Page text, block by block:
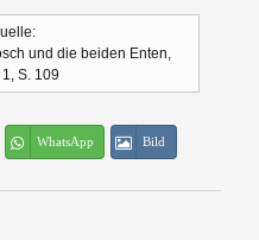
und die beiden Enten,
S. 109
WhatsApp Bild